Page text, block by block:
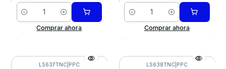
Cantidad
Comprar ahora
Cantidad
Comprar ahora
LS637TNC| PPC LS638TNC| PPC